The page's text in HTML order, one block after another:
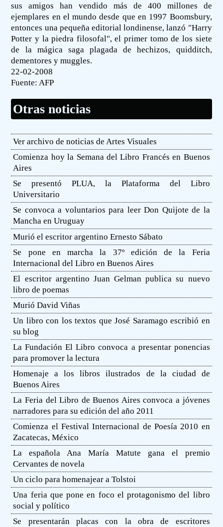
sus amigos han vendido más de 400 millones de
ejemplares en el mundo desde que en 1997 Boomsbury,
entonces una pequeña editorial londinense, lanzó "Harry
Potter y la piedra filosofal", el primer tomo de los siete
de la mágica saga plagada de hechizos, quidditch,
dementores y muggles.
22-02-2008
Fuente: AFP
Otras noticias
Ver archivo de noticias de Artes Visuales
Comienza hoy la Semana del Libro Francés en Buenos
Aires
Se presentó PLUA, la Plataforma del Libro
Universitario
Se convoca a voluntarios para leer Don Quijote de la
Mancha en Uruguay
Murió el escritor argentino Ernesto Sábato
Se pone en marcha la 37º edición de la Feria
Internacional del Libro en Buenos Aires
El escritor argentino Juan Gelman publica su nuevo
libro de poemas
Murió David Viñas
Un libro con los textos que José Saramago escribió en
su blog
La Fundación El Libro convoca a presentar ponencias
para promover la lectura
Homenaje a los libros ilustrados de la ciudad de
Buenos Aires
La Feria del Libro de Buenos Aires convoca a jóvenes
narradores para su edición del año 2011
Comienza el Festival Internacional de Poesía 2010 en
Zacatecas, México
La española Ana María Matute gana el premio
Cervantes de novela
Un ciclo para homenajear a Tolstoi
Una feria que pone en foco el protagonismo del libro
social y político
Se presentarán placas con la obra de escritores